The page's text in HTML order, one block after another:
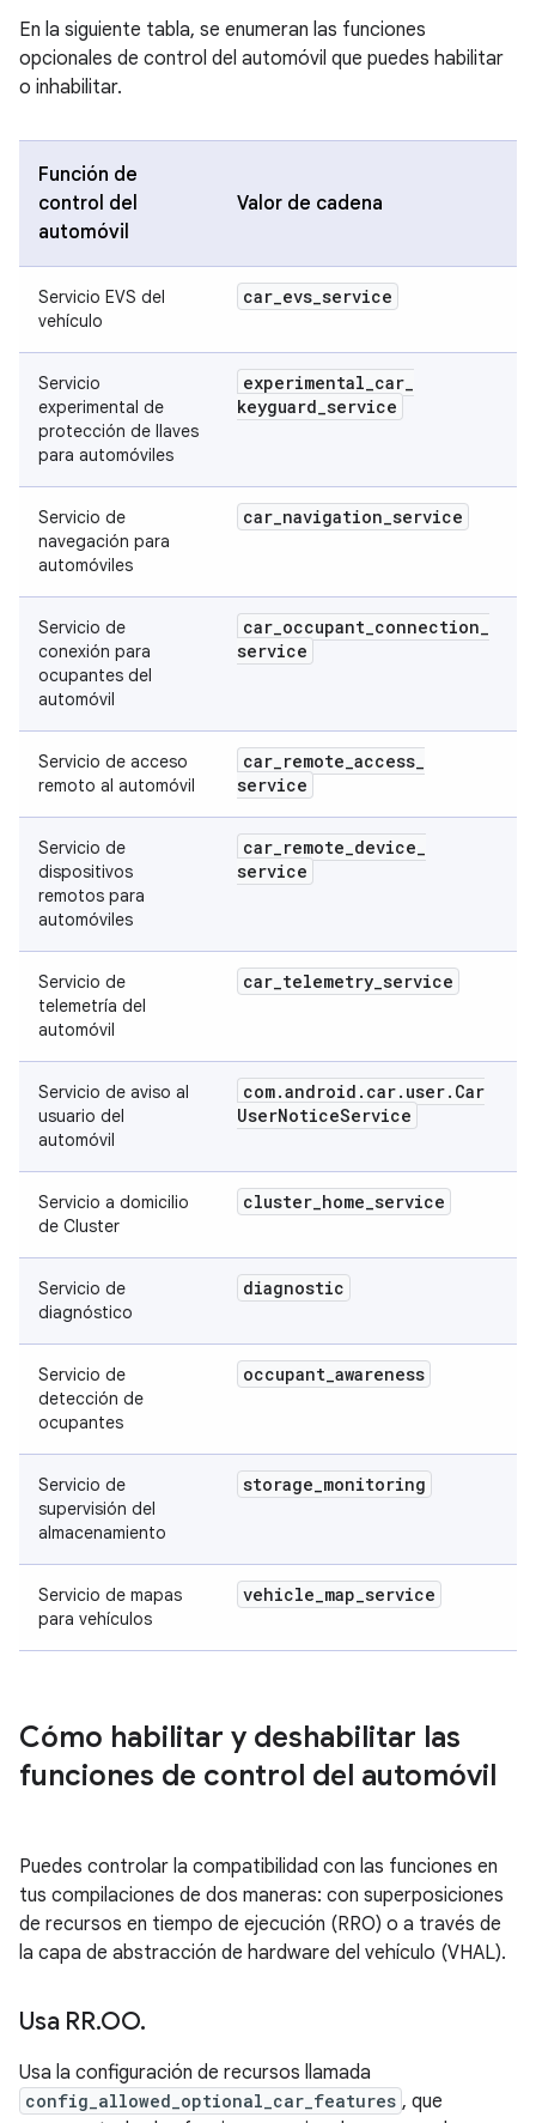
En la siguiente tabla, se enumeran las funciones
opcionales de control del automóvil que puedes habilitar
o inhabilitar.
Función de
control del
automóvil
Valor de cadena
Servicio EVS del
vehículo
car_evs_service
Servicio
experimental de
protección de llaves
para automóviles
experimental_car_
keyguard_service
Servicio de
navegación para
automóviles
car_navigation_service
Servicio de
conexión para
ocupantes del
automóvil
car_occupant_connection_
service
Servicio de acceso
remoto al automóvil
car_remote_access_
service
Servicio de
dispositivos
remotos para
automóviles
car_remote_device_
service
Servicio de
telemetría del
automóvil
car_telemetry_service
Servicio de aviso al
usuario del
automóvil
com.android . car. user. Car
UserNoticeService
Servicio a domicilio
de Cluster
cluster_home_service
Servicio de
diagnóstico
diagnostic
Servicio de
detección de
ocupantes
occupant_awareness
Servicio de
supervisión del
almacenamiento
storage_monitoring
Servicio de mapas
para vehículos
vehicle_map_service
Cómo habilitar y deshabilitar las
funciones de control del automóvil
Puedes controlar la compatibilidad con las funciones en
tus compilaciones de dos maneras: con superposiciones
de recursos en tiempo de ejecución (RRO) o a través de
la capa de abstracción de hardware del vehículo (VHAL).
Usa RR.OO.
Usa la configuración de recursos llamada
config_allowed_optional_car_features , que